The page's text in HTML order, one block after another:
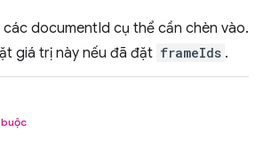
các documentId cụ thể cần chèn vào.
giá trị này nếu đã đặt frameIds .